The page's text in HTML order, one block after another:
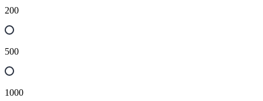
200
500
1000